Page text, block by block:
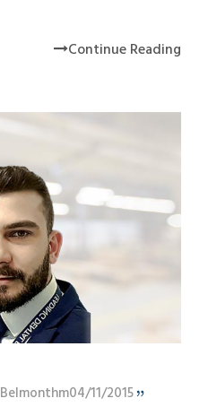
Continue Reading
04/11/2015
Belmonthm